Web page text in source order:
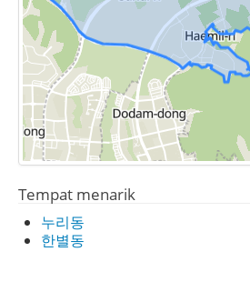
Tempat menarik
누리동
한별동